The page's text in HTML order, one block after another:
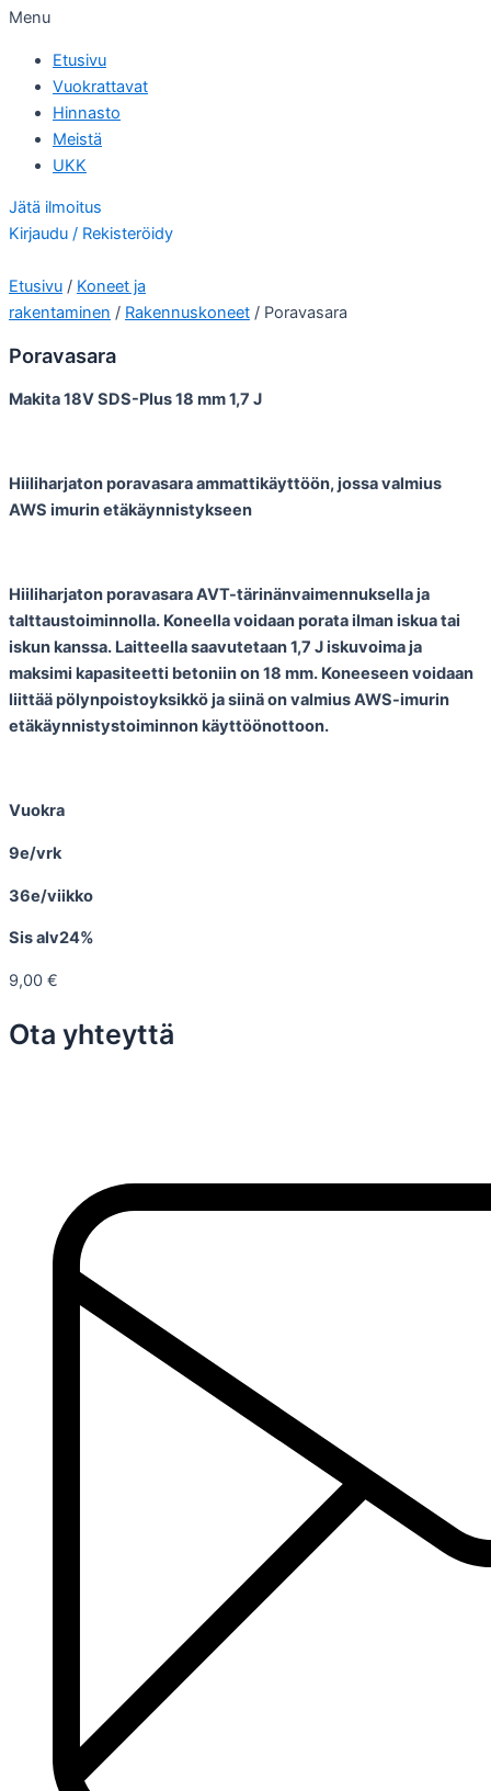
Menu
Etusivu
Vuokrattavat
Hinnasto
Meistä
UKK
Jätä ilmoitus
Kirjaudu / Rekisteröidy
Etusivu / Koneet ja
rakentaminen / Rakennuskoneet / Poravasara
Poravasara
Makita 18V SDS-Plus 18 mm 1,7 J
Hiiliharjaton poravasara ammattikäyttöön, jossa valmius
AWS imurin etäkäynnistykseen
Hiiliharjaton poravasara AVT-tärinänvaimennuksella ja
talttaustoiminnolla. Koneella voidaan porata ilman iskua tai
iskun kanssa. Laitteella saavutetaan 1,7 J iskuvoima ja
maksimi kapasiteetti betoniin on 18 mm. Koneeseen voidaan
liittää pölynpoistoyksikkö ja siinä on valmius AWS-imurin
etäkäynnistystoiminnon käyttöönottoon.
Vuokra
9e/vrk
36e/viikko
Sis alv24%
9,00 €
Ota yhteyttä